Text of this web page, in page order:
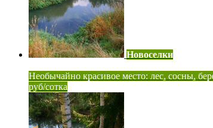
Новоселки
Необычайно красивое место: лес, сосны,
руб/сотка